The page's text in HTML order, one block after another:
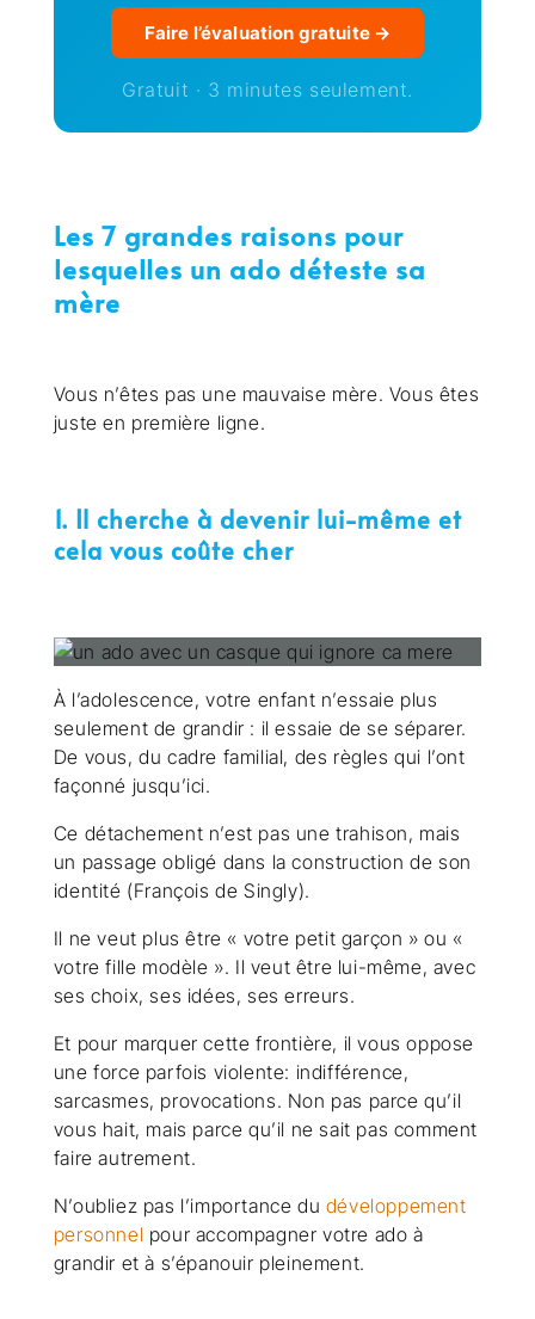
Faire l’évaluation gratuite →
Gratuit · 3 minutes seulement.
Les 7 grandes raisons pour
lesquelles un ado déteste sa
mère
Vous n’êtes pas une mauvaise mère. Vous êtes
juste en première ligne.
1. Il cherche à devenir lui-même et
cela vous coûte cher
À l’adolescence, votre enfant n’essaie plus
seulement de grandir : il essaie de se séparer.
De vous, du cadre familial, des règles qui l’ont
façonné jusqu’ici.
Ce détachement n’est pas une trahison, mais
un passage obligé dans la construction de son
identité (François de Singly).
Il ne veut plus être « votre petit garçon » ou «
votre fille modèle ». Il veut être lui-même, avec
ses choix, ses idées, ses erreurs.
Et pour marquer cette frontière, il vous oppose
une force parfois violente: indifférence,
sarcasmes, provocations. Non pas parce qu’il
vous hait, mais parce qu’il ne sait pas comment
faire autrement.
N’oubliez pas l’importance du développement
personnel pour accompagner votre ado à
grandir et à s’épanouir pleinement.